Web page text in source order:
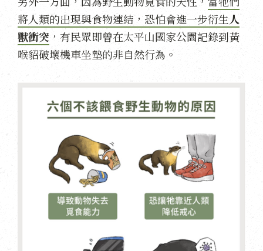
將人類的出現與食物連結，恐怕會進一步衍生人
獸衝突 ，有民眾即曾在太平山國家公園記錄到黃
喉貂破壞機車坐墊的非自然行為。